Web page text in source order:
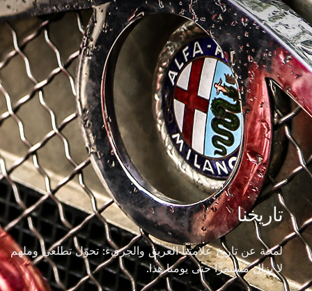
تاريخنا
لمحة عن تاريخ علامتنا العريق والجريء: تحوّل تطلّعي وملهم
لا يزال مستمرًّا حتى يومنا هذا.